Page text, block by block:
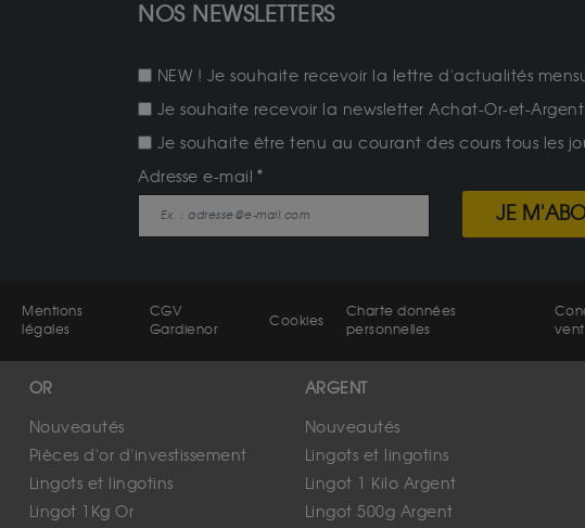
NOS NEWSLETTERS
NEW ! Je souhaite recevoir la lettre d'actualités
Je souhaite recevoir la newsletter Achat-Or-et-
Je souhaite être tenu au courant des cours tous les
Adresse e-mail
JE
Mentions
légales
CGV
Gardienor
Cookies
Charte données
personnelles
OR
Nouveautés
Pièces d'or d'investissement
Lingots et lingotins
Lingot 1Kg Or
ARGENT
Nouveautés
Lingots et lingotins
Lingot 1 Kilo Argent
Lingot 500g Argent